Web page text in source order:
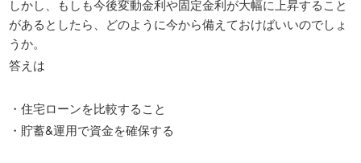
しかし、もしも今後変動金利や固定金利が大幅に上昇すること
があるとしたら、どのように今から備えておけばいいのでしょ
うか。
答えは
・住宅ローンを比較すること
・貯蓄&運用で資金を確保する